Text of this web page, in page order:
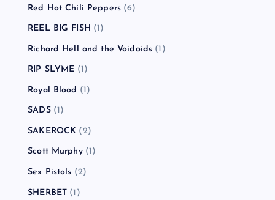
Red Hot Chili Peppers (6)
REEL BIG FISH (1)
Richard Hell and the Voidoids (1)
RIP SLYME (1)
Royal Blood (1)
SADS(1)
SAKEROCK (2)
Scott Murphy(1)
Sex Pistols (2)
SHERBET (1)